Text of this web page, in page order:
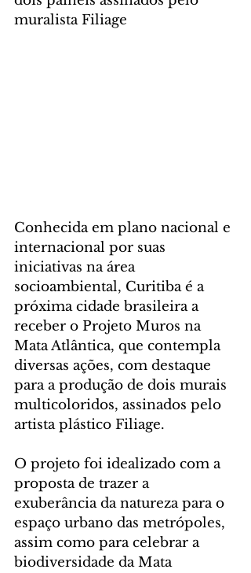
muralista Filiage
Conhecida em plano nacional e
internacional por suas
iniciativas na área
socioambiental, Curitiba é a
próxima cidade brasileira a
receber o Projeto Muros na
Mata Atlântica, que contempla
diversas ações, com destaque
para a produção de dois murais
multicoloridos, assinados pelo
artista plástico Filiage.
O projeto foi idealizado com a
proposta de trazer a
exuberância da natureza para o
espaço urbano das metrópoles,
assim como para celebrar a
biodiversidade da Mata